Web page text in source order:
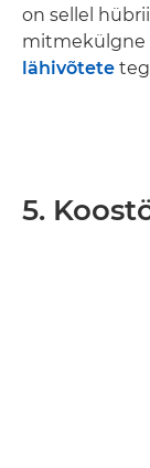
on sellel
mitmekülgne
lähivõtete
5.